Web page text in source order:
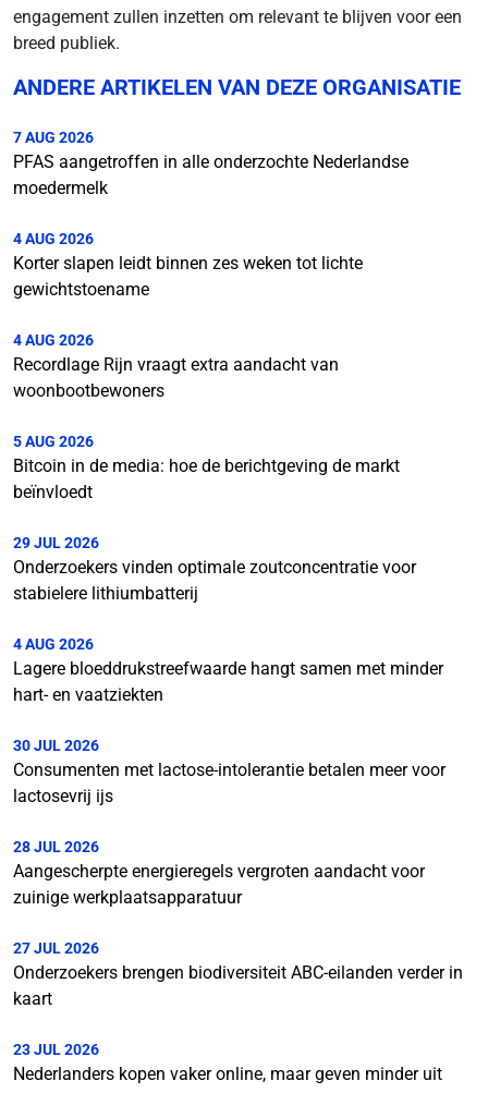
engagement zullen inzetten om relevant te blijven voor een
breed publiek.
ANDERE ARTIKELEN VAN DEZE ORGANISATIE
7 AUG 2026
PFAS aangetroffen in alle onderzochte Nederlandse
moedermelk
4 AUG 2026
Korter slapen leidt binnen zes weken tot lichte
gewichtstoename
4 AUG 2026
Recordlage Rijn vraagt extra aandacht van
woonbootbewoners
5 AUG 2026
Bitcoin in de media: hoe de berichtgeving de markt
beïnvloedt
29 JUL 2026
Onderzoekers vinden optimale zoutconcentratie voor
stabielere lithiumbatterij
4 AUG 2026
Lagere bloeddrukstreefwaarde hangt samen met minder
hart- en vaatziekten
30 JUL 2026
Consumenten met lactose-intolerantie betalen meer voor
lactosevrij ijs
28 JUL 2026
Aangescherpte energieregels vergroten aandacht voor
zuinige werkplaatsapparatuur
27 JUL 2026
Onderzoekers brengen biodiversiteit ABC-eilanden verder in
kaart
23 JUL 2026
Nederlanders kopen vaker online, maar geven minder uit